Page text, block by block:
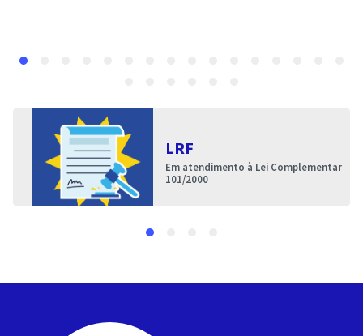
LRF
Em atendimento à Lei Complementar
101/2000